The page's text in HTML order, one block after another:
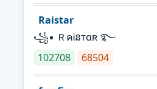
Raistar
꧁▪ ＲคᎥនтαʀ ࿐
102708
68504